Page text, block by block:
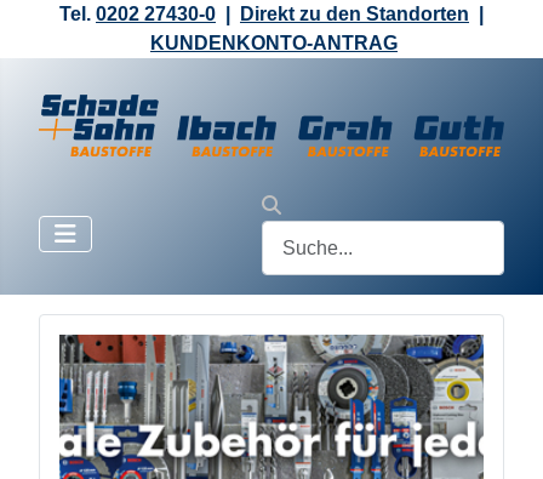
Tel. 0202 27430-0 Direkt zu den Standorten
KUNDENKONTO-ANTRAG